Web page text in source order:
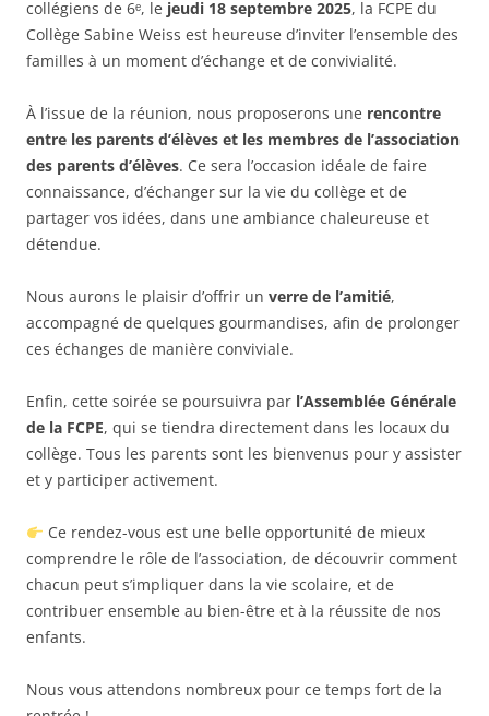
collégiens de 6ᵉ, le jeudi 18 septembre 2025, la FCPE du
Collège Sabine Weiss est heureuse d’inviter l’ensemble des
familles à un moment d’échange et de convivialité.
À l’issue de la réunion, nous proposerons une rencontre
entre les parents d’élèves et les membres de l’association
des parents d’élèves. Ce sera l’occasion idéale de faire
connaissance, d’échanger sur la vie du collège et de
partager vos idées, dans une ambiance chaleureuse et
détendue.
Nous aurons le plaisir d’offrir un verre de l’amitié,
accompagné de quelques gourmandises, afin de prolonger
ces échanges de manière conviviale.
Enfin, cette soirée se poursuivra par l’Assemblée Générale
de la FCPE, qui se tiendra directement dans les locaux du
collège. Tous les parents sont les bienvenus pour y assister
et y participer activement.
Ce rendez-vous est une belle opportunité de mieux
comprendre le rôle de l’association, de découvrir comment
chacun peut s’impliquer dans la vie scolaire, et de
contribuer ensemble au bien-être et à la réussite de nos
enfants.
Nous vous attendons nombreux pour ce temps fort de la